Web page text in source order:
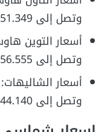
وتصل إلى 19.151.349 جنيه مصري.
وتصل إلى 55.556.555 جنيه مصري.
وتصل إلى 14.344.140 جنيه مصري.